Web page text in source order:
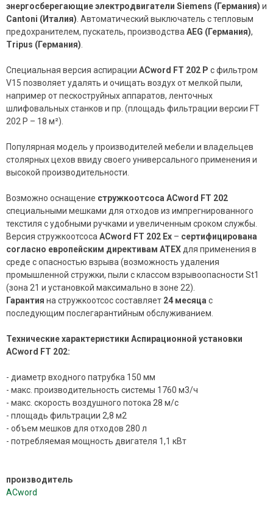
энергосберегающие электродвигатели Siemens (Германия) и
Cantoni (Италия) . Автоматический выключатель с тепловым
предохранителем, пускатель, производства AEG (Германия),
Tripus (Германия)
Специальная версия аспирации ACword FT 202 P с фильтром
V15 позволяет удалять и очищать воздух от мелкой пыли,
например от пескоструйных аппаратов, ленточных
шлифовальных станков и пр. (площадь фильтрации версии FT
202 P – 18 м²).
Популярная модель у производителей мебели и владельцев
столярных цехов ввиду своего универсального применения и
высокой производительности.
Возможно оснащение стружкоотсоса ACword FT 202
специальными мешками для отходов из импрегнированного
текстиля с удобными ручками и увеличенным сроком службы.
Версия стружкоотсоса ACword FT 202 Ex – сертифицирована
согласно европейским директивам ATEX для применения в
среде с опасностью взрыва (возможность удаления
промышленной стружки, пыли с классом взрывоопасности St1
(зона 21 и установкой максимально в зоне 22).
Гарантия на стружкоотсос составляет 24 месяца с
последующим послегарантийным обслуживанием.
Технические характеристики Аспирационной установки
ACword FT 202:
- диаметр входного патрубка 150 мм
- макс. производительность системы 1760 м3/ч
- макс. скорость воздушного потока 28 м/с
- площадь фильтрации 2,8 м2
- объем мешков для отходов 280 л
- потребляемая мощность двигателя 1,1 кВт
производитель
ACword